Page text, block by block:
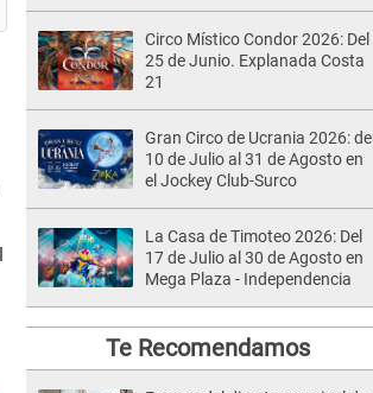
Circo Místico Condor 2026: Del
25 de Junio. Explanada Costa
21
Gran Circo de Ucrania 2026: del
10 de Julio al 31 de Agosto en
el Jockey Club-Surco
La Casa de Timoteo 2026: Del
17 de Julio al 30 de Agosto en
Mega Plaza - Independencia
Te Recomendamos